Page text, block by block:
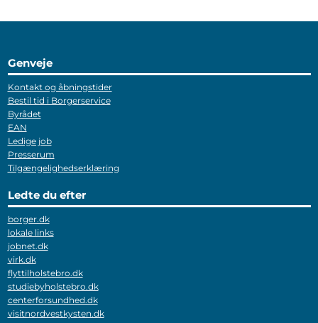
Genveje
Kontakt og åbningstider
Bestil tid i Borgerservice
Byrådet
EAN
Ledige job
Presserum
Tilgængelighedserklæring
Ledte du efter
borger.dk
lokale links
jobnet.dk
virk.dk
flyttilholstebro.dk
studiebyholstebro.dk
centerforsundhed.dk
visitnordvestkysten.dk